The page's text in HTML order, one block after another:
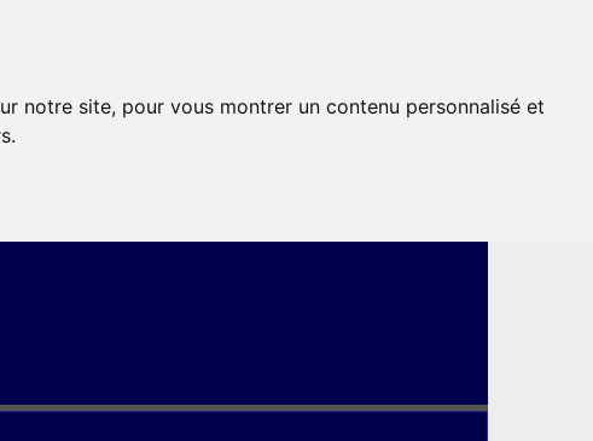
notre site, pour vous montrer un contenu personnalisé et